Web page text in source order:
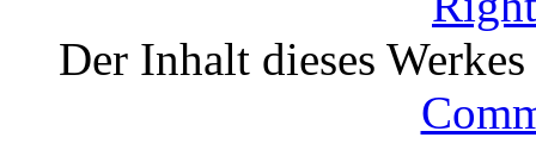
Der Inhalt dieses